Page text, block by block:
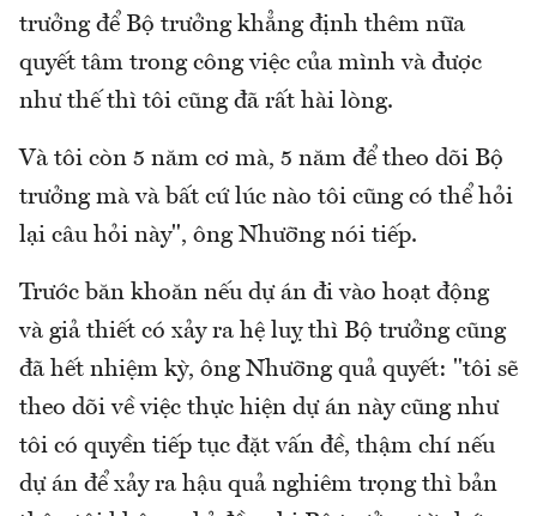
trưởng để Bộ trưởng khẳng định thêm nữa
quyết tâm trong công việc của mình và được
như thế thì tôi cũng đã rất hài lòng.
Và tôi còn 5 năm cơ mà, 5 năm để theo dõi Bộ
trưởng mà và bất cứ lúc nào tôi cũng có thể hỏi
lại câu hỏi này", ông Nhưỡng nói tiếp.
Trước băn khoăn nếu dự án đi vào hoạt động
và giả thiết có xảy ra hệ luỵ thì Bộ trưởng cũng
đã hết nhiệm kỳ, ông Nhưỡng quả quyết: "tôi sẽ
theo dõi về việc thực hiện dự án này cũng như
tôi có quyền tiếp tục đặt vấn đề, thậm chí nếu
dự án để xảy ra hậu quả nghiêm trọng thì bản